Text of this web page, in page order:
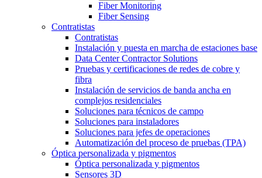
Fiber Monitoring
Fiber Sensing
Contratistas
Contratistas
Instalación y puesta en marcha de estaciones base
Data Center Contractor Solutions
Pruebas y certificaciones de redes de cobre y
fibra
Instalación de servicios de banda ancha en
complejos residenciales
Soluciones para técnicos de campo
Soluciones para instaladores
Soluciones para jefes de operaciones
Automatización del proceso de pruebas (TPA)
Óptica personalizada y pigmentos
Óptica personalizada y pigmentos
Sensores 3D